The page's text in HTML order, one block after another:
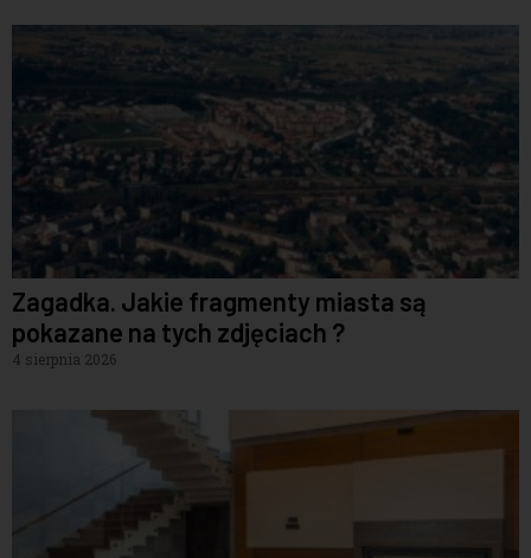
Zagadka. Jakie fragmenty miasta są
pokazane na tych zdjęciach ?
4 sierpnia 2026